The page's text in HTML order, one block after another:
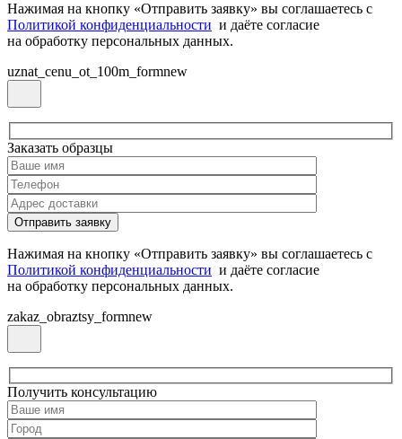
Нажимая на кнопку «Отправить заявку» вы соглашаетесь с
Политикой конфиденциальности и даёте согласие
на обработку персональных данных.
uznat_cenu_ot_100m_formnew
Заказать образцы
Нажимая на кнопку «Отправить заявку» вы соглашаетесь с
Политикой конфиденциальности и даёте согласие
на обработку персональных данных.
zakaz_obraztsy_formnew
Получить консультацию